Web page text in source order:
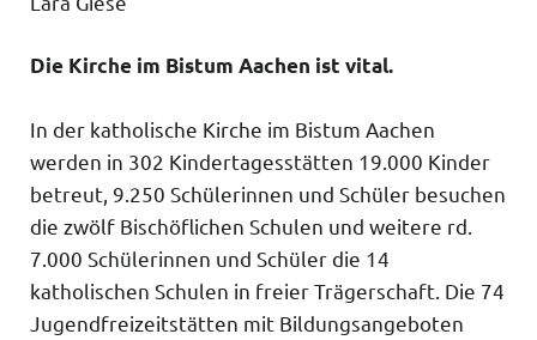
Die Kirche im Bistum Aachen ist vital.
In der katholische Kirche im Bistum Aachen
werden in 302 Kindertagesstätten 19.000 Kinder
betreut, 9.250 Schülerinnen und Schüler besuchen
die zwölf Bischöflichen Schulen und weitere rd.
7.000 Schülerinnen und Schüler die 14
katholischen Schulen in freier Trägerschaft. Die 74
Jugendfreizeitstätten mit Bildungsangeboten